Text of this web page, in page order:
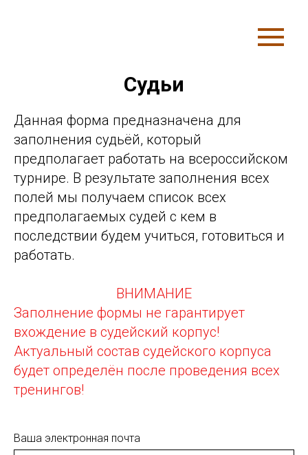
Судьи
Данная форма предназначена для
заполнения судьёй, который
предполагает работать на всероссийском
турнире. В результате заполнения всех
полей мы получаем список всех
предполагаемых судей с кем в
последствии будем учиться, готовиться и
работать.
ВНИМАНИЕ
Заполнение формы не гарантирует
вхождение в судейский корпус!
Актуальный состав судейского корпуса
будет определён после проведения всех
тренингов!
Ваша электронная почта